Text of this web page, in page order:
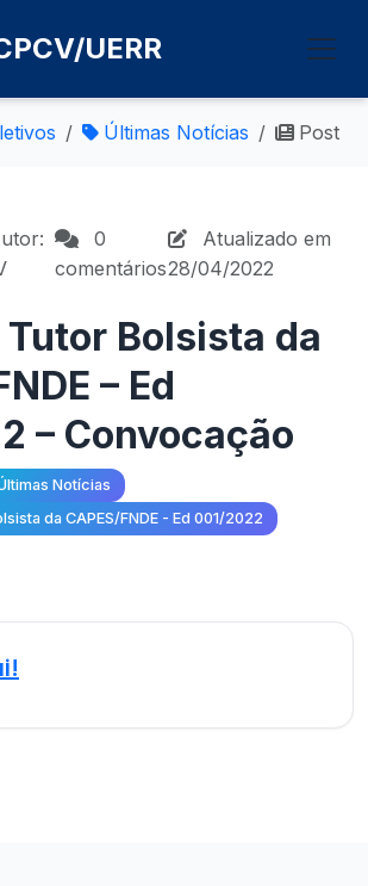
UERR
Últimas Notícias Post
0
comentários
Atualizado em
28/04/2022
Bolsista da
– Ed
– Convocação
Notícias
da CAPES/FNDE - Ed 001/2022